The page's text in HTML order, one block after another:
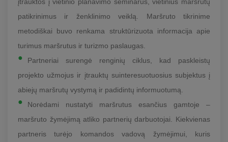
patikrinimus ir ženklinimo veiklą. Maršruto tikrinime
metodiškai buvo renkama struktūrizuota informacija apie
turimus maršrutus ir turizmo paslaugas.
Partneriai surengė renginių ciklus, kad paskleistų
projekto užmojus ir įtrauktų suinteresuotuosius subjektus į
abiejų maršrutų vystymą ir padidintų informuotumą.
Norėdami nustatyti maršrutus esančius gamtoje –
maršruto žymėjimą atliko partnerių darbuotojai. Kiekvienas
partneris turėjo komandos vadovą žymėjimui, kuris